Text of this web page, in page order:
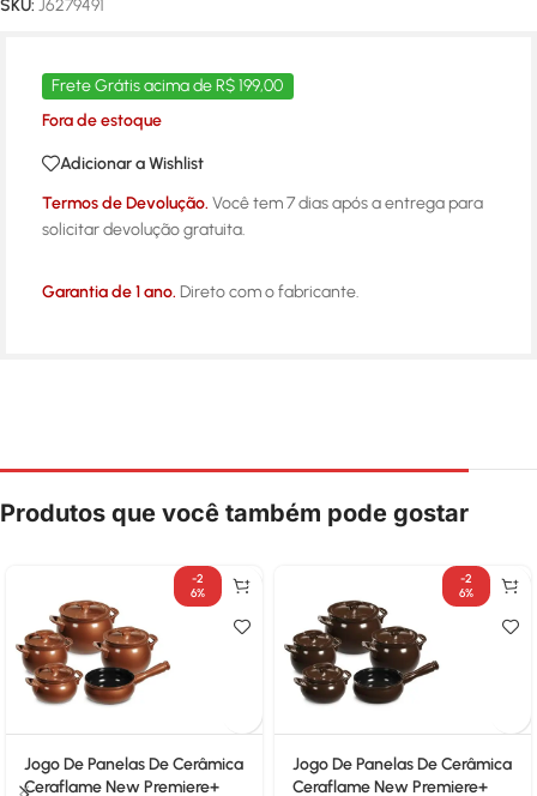
SKU: J6279491
Frete Grátis acima de R$ 199,00
Fora de estoque
Adicionar a Wishlist
Termos de Devolução. Você tem 7 dias após a entrega para
solicitar devolução gratuita.
Garantia de 1 ano. Direto com o fabricante.
Produtos que você também pode gostar
-2
6%
Jogo De Panelas De Cerâmica
Ceraflame New Premiere+
-2
6%
Jogo De Panelas De Cerâmica
Ceraflame New Premiere+